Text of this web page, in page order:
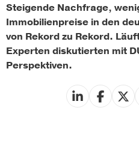
Steigende Nachfrage,
Immobilienpreise in den
von Rekord zu Rekord.
Experten diskutierten mit
Perspektiven.